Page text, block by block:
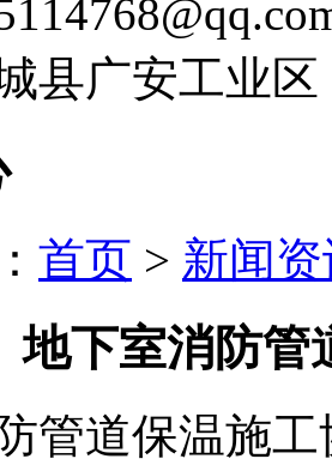
县广安工业区
首页 > 新闻
地下室消防管
管道保温施